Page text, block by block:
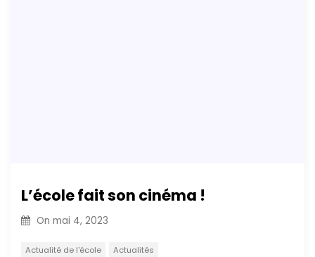
L’école fait son cinéma !
On mai 4, 2023
Actualité de l'école Actualités